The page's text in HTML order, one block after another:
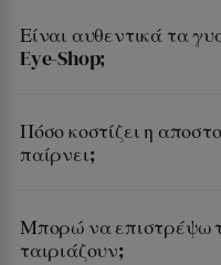
Είναι αυθεντικά τα
Eye-Shop;
Πόσο κοστίζει η
παίρνει;
Μπορώ να επιστρέψω
ταιριάζουν;